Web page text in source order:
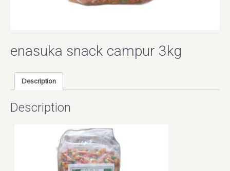
enasuka snack campur 3kg
Description
Description